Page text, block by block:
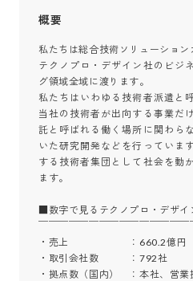
概要
私たちは総合技術ソリューション
テクノプロ・デザイン社のビジ
グ領域全域に渡ります。
私たちはいわゆる技術者派遣と
当社の技術者が出向する事業だ
託と呼ばれる働く場所に関わら
いた研究開発などを行っていま
する技術者集団として社会を動
ます。
■数字で見るテクノプロ・デザイ
・売上　　　　　　：660.2億円
・取引会社数　　　：792社
・拠点数（国内）　：本社、営